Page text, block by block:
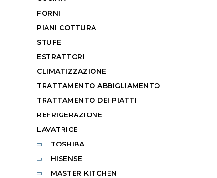
FORNI
PIANI COTTURA
STUFE
ESTRATTORI
CLIMATIZZAZIONE
TRATTAMENTO ABBIGLIAMENTO
TRATTAMENTO DEI PIATTI
REFRIGERAZIONE
LAVATRICE
TOSHIBA
HISENSE
MASTER KITCHEN